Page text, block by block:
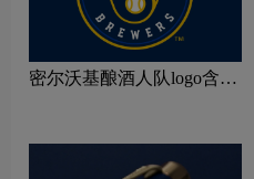
密尔沃基酿酒人队logo含义